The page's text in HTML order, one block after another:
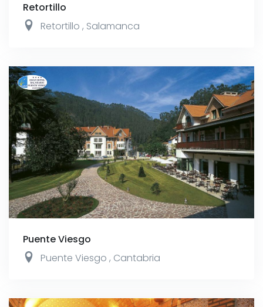
Retortillo
Retortillo , Salamanca
Puente Viesgo
Puente Viesgo , Cantabria